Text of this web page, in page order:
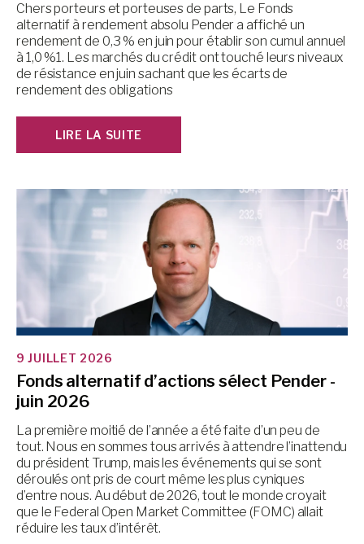
Chers porteurs et porteuses de parts, Le Fonds
alternatif à rendement absolu Pender a affiché un
rendement de 0,3 % en juin pour établir son cumul annuel
à 1,0 %1. Les marchés du crédit ont touché leurs niveaux
de résistance en juin sachant que les écarts de
rendement des obligations
LIRE LA SUITE
9 JUILLET 2026
Fonds alternatif d’actions sélect Pender -
juin 2026
La première moitié de l’année a été faite d’un peu de
tout. Nous en sommes tous arrivés à attendre l’inattendu
du président Trump, mais les événements qui se sont
déroulés ont pris de court même les plus cyniques
d’entre nous. Au début de 2026, tout le monde croyait
que le Federal Open Market Committee (FOMC) allait
réduire les taux d’intérêt.